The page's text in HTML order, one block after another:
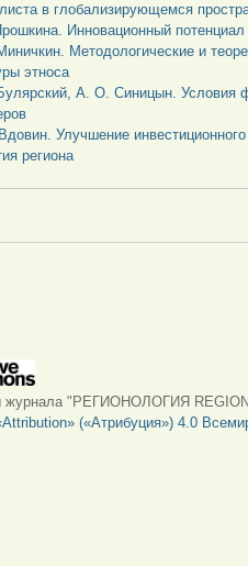
в глобализирующемся
Инновационный
Методологические и
этноса
А. О. Синицын. Условия
Улучшение
региона
журнала "РЕГИОНОЛОГИЯ
(«Атрибуция») 4.0